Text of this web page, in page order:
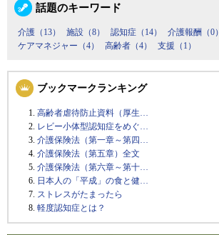
話題のキーワード
介護（13） 施設（8） 認知症（14）
介護報酬（0）
ケアマネジャー（4）
高齢者（4） 支援（1）
ブックマークランキング
高齢者虐待防止資料（厚生…
レビー小体型認知症をめぐ…
介護保険法（第一章～第四…
介護保険法（第五章）全文
介護保険法（第六章～第十…
日本人の「平成」の食と健…
ストレスがたまったら
軽度認知症とは？